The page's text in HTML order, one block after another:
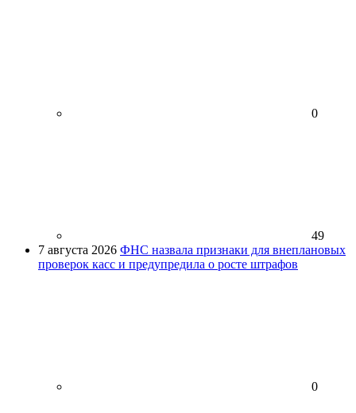
0
49
7 августа 2026 ФНС назвала признаки для внеплановых
проверок касс и предупредила о росте штрафов
0